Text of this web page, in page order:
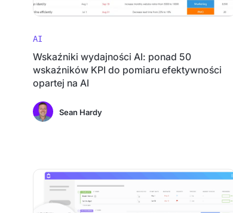
AI
Wskaźniki wydajności AI: ponad 50
wskaźników KPI do pomiaru efektywności
opartej na AI
Sean Hardy